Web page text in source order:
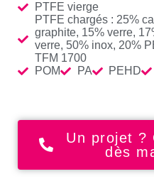
PTFE vierge
PTFE chargés : 25%
graphite, 15% verre,
verre, 50% inox, 20%
TFM 1700
POM
PA PEHD
Un projet ?
dès